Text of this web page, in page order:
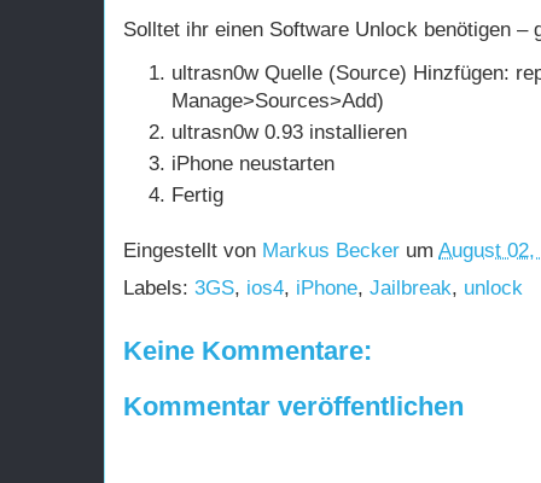
Solltet ihr einen Software Unlock benötigen –
ultrasn0w Quelle (Source) Hinzfügen:
Manage>Sources>Add)
ultrasn0w 0.93 installieren
iPhone neustarten
Fertig
Eingestellt von Markus Becker um August 02,
Labels: 3GS, ios4, iPhone, Jailbreak, unlock
Keine Kommentare:
Kommentar veröffentlichen